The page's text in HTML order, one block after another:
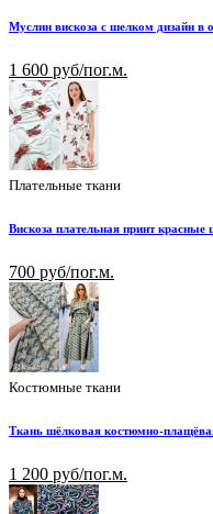
Муслин вискоза с шелком дизайн в
1 600 руб/пог.м.
Плательные ткани
Вискоза плательная принт
700 руб/пог.м.
Костюмные ткани
Ткань шёлковая костюмно-
1 200 руб/пог.м.